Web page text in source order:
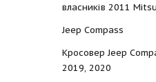
власників 2011
Jeep Compass
Кросовер Jeep
2019, 2020